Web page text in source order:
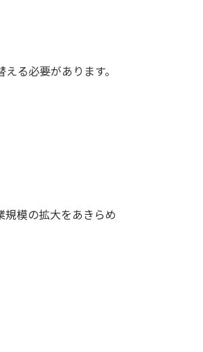
る必要があります。
模の拡大をあきらめ